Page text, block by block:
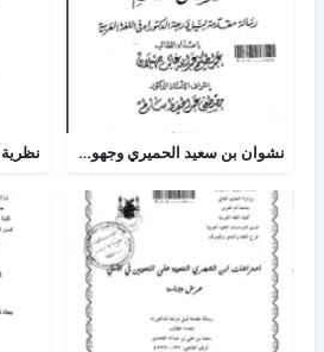
نشوان بن سعيد الحميري وجهوده اللغوية في شمس العلوم